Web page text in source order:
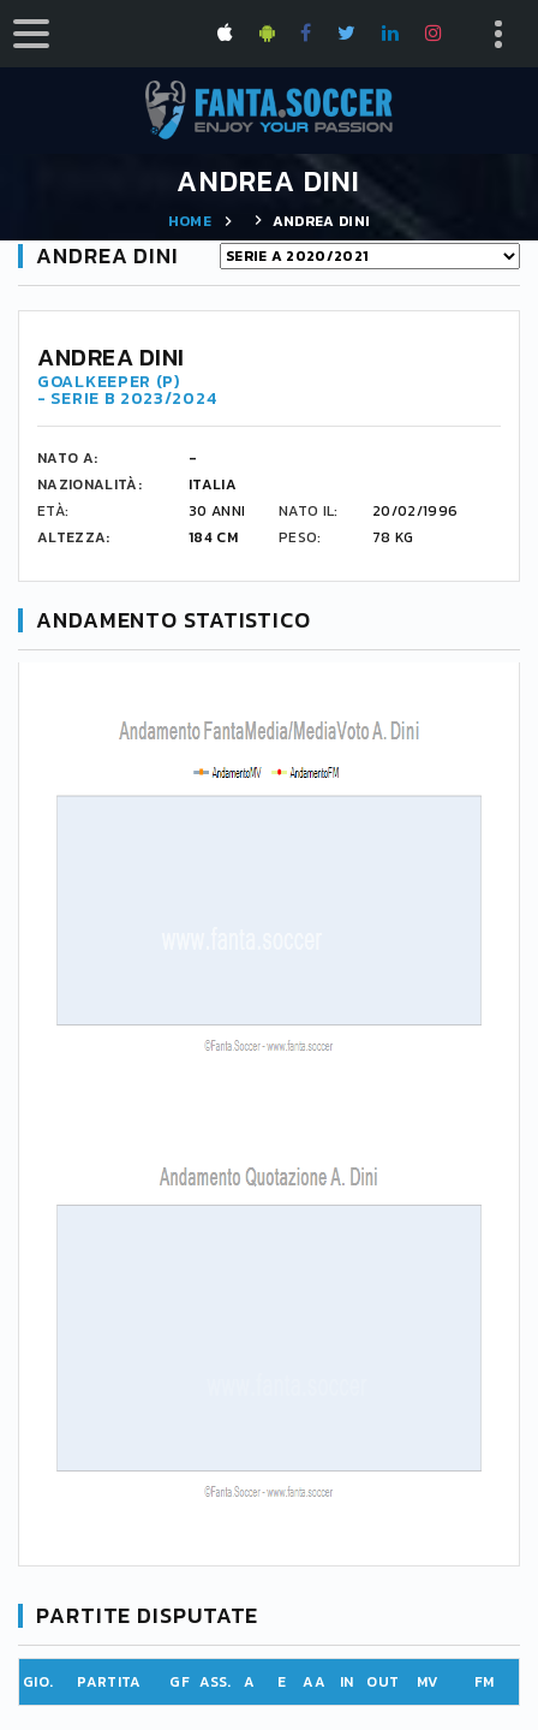
ANDREA DINI
HOME ANDREA DINI
ANDREA DINI
ANDREA DINI
GOALKEEPER (P)
- SERIE B 2023/2024
NATO A:
-
NAZIONALITÀ:
ITALIA
ETÀ:
30 ANNI NATO IL:
20/02/1996
ALTEZZA:
184 CM PESO: 78 KG
ANDAMENTO STATISTICO
PARTITE DISPUTATE
GIO. PARTITA GF ASS. A E AA IN OUT MV FM